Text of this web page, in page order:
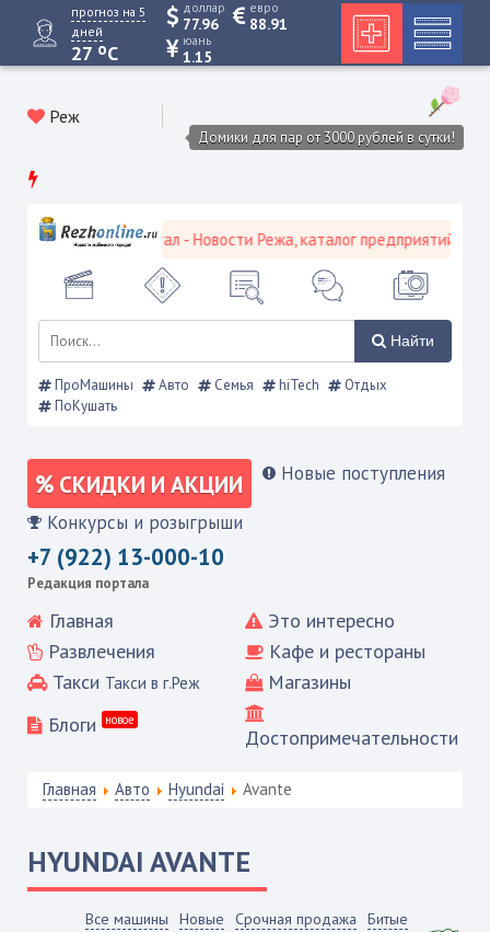
прогноз на 5
дней
27 oC
доллар
77.96
евро
88.91
юань
1.15
Реж
Домики для пар от 3000 рублей в сутки!
городской портал - Новости Режа, каталог предприятий,
Найти
ПроМашины Авто Семья hiTech
Отдых
ПоКушать
СКИДКИ И АКЦИИ Новые поступления
Конкурсы и розыгрыши
+7 (922) 13-000-10
Редакция портала
Главная
Это интересно
Развлечения
Кафе и рестораны
Такси Такси в г.Реж
Магазины
Блоги
новое
Достопримечательности
Главная Авто Hyundai Avante
HYUNDAI AVANTE
Все машины Новые Срочная продажа
Битые